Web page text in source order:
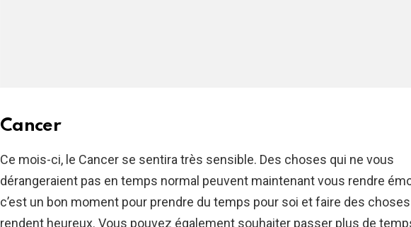
Cancer
Ce mois-ci, le Cancer se sentira très sensible. Des choses qui ne vous
dérangeraient pas en temps normal peuvent maintenant vous rendre
c’est un bon moment pour prendre du temps pour soi et faire des
rendent heureux. Vous pouvez également souhaiter passer plus de